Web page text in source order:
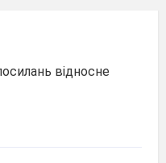
відносне